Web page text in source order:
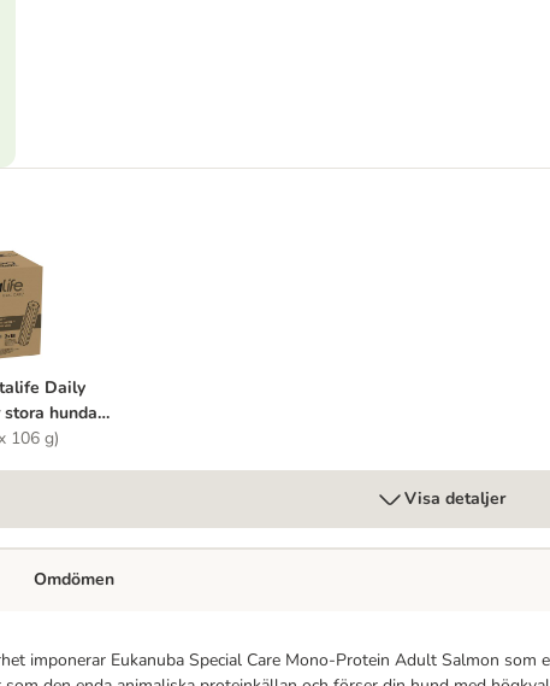
Daily Oral Care för stora hundar (25-40 kg)
Daily
hundar
106 g)
Visa detaljer
imponerar Eukanuba Special Care Mono-Protein Adult Salmon som
Omdömen